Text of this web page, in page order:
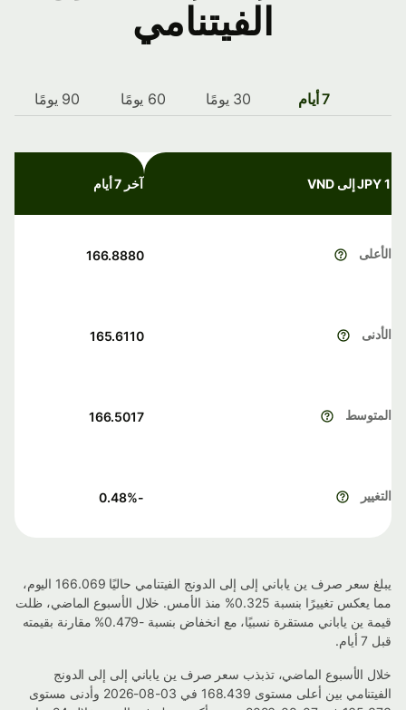
الفيتنامي
7 أيام 30 يومًا 60 يومًا 90 يومًا
1 JPY إلى VND آخر 7 أيام
الأعلى 166.8880
الأدنى 165.6110
المتوسط 166.5017
التغيير -0.48
%
يبلغ سعر صرف ين ياباني إلى إلى الدونج الفيتنامي حاليًا 166.069 اليوم،
مما يعكس تغييرًا بنسبة 0.325% منذ الأمس. خلال الأسبوع الماضي، ظلت
قيمة ين ياباني مستقرة نسبيًا، مع انخفاض بنسبة -0.479% مقارنة بقيمته
قبل 7 أيام.
خلال الأسبوع الماضي، تذبذب سعر صرف ين ياباني إلى إلى الدونج
الفيتنامي بين أعلى مستوى 168.439 في 03-08-2026 وأدنى مستوى